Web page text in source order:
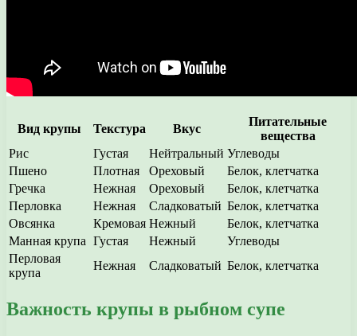
Вид крупы Текстура Вкус
Питательные
вещества
Рис
Густая Нейтральный Углеводы
Пшено
Плотная Ореховый
Белок, клетчатка
Гречка
Нежная Ореховый
Белок, клетчатка
Перловка
Нежная Сладковатый Белок, клетчатка
Овсянка
Кремовая Нежный
Белок, клетчатка
Манная крупа Густая Нежный
Углеводы
Перловая
крупа
Нежная Сладковатый Белок, клетчатка
Важность крупы в рыбном супе